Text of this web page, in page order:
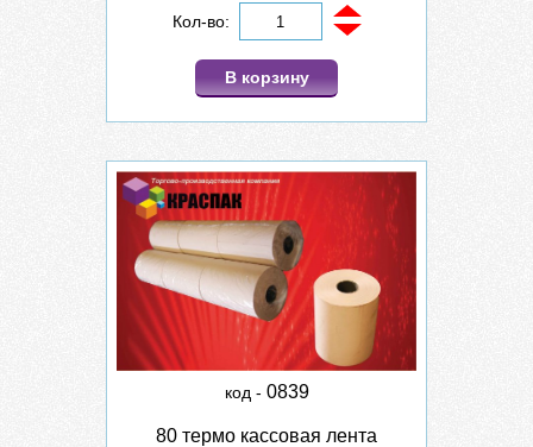
Кол-во:
В корзину
код - 0839
80 термо кассовая лента